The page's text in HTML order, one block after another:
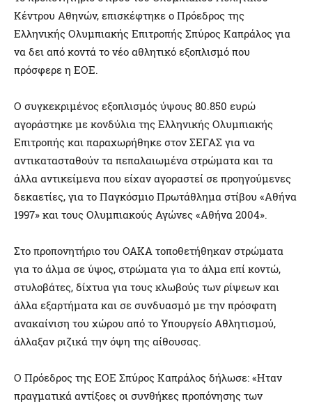
Κέντρου Αθηνών, επισκέφτηκε ο Πρόεδρος της
Ελληνικής Ολυμπιακής Επιτροπής Σπύρος Καπράλος για
να δει από κοντά το νέο αθλητικό εξοπλισμό που
πρόσφερε η ΕΟΕ.
Ο συγκεκριμένος εξοπλισμός ύψους 80.850 ευρώ
αγοράστηκε με κονδύλια της Ελληνικής Ολυμπιακής
Επιτροπής και παραχωρήθηκε στον ΣΕΓΑΣ για να
αντικατασταθούν τα πεπαλαιωμένα στρώματα και τα
άλλα αντικείμενα που είχαν αγοραστεί σε προηγούμενες
δεκαετίες, για το Παγκόσμιο Πρωτάθλημα στίβου «Αθήνα
1997» και τους Ολυμπιακούς Αγώνες «Αθήνα 2004».
Στο προπονητήριο του ΟΑΚΑ τοποθετήθηκαν στρώματα
για το άλμα σε ύψος, στρώματα για το άλμα επί κοντώ,
στυλοβάτες, δίχτυα για τους κλωβούς των ρίψεων και
άλλα εξαρτήματα και σε συνδυασμό με την πρόσφατη
ανακαίνιση του χώρου από το Υπουργείο Αθλητισμού,
άλλαξαν ριζικά την όψη της αίθουσας.
Ο Πρόεδρος της ΕΟΕ Σπύρος Καπράλος δήλωσε: «Ηταν
πραγματικά αντίξοες οι συνθήκες προπόνησης των